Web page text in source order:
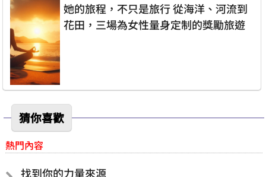
她的旅程，不只是旅行 從海洋、河流到
花田，三場為女性量身定制的獎勵旅遊
猜你喜歡
熱門內容
找到你的力量來源